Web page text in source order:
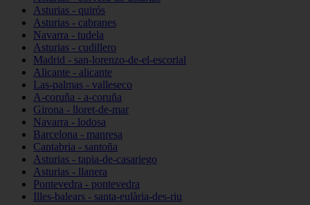
Asturias - quirós
Asturias - cabranes
Navarra - tudela
Asturias - cudillero
Madrid - san-lorenzo-de-el-escorial
Alicante - alicante
Las-palmas - valleseco
A-coruña - a-coruña
Girona - lloret-de-mar
Navarra - lodosa
Barcelona - manresa
Cantabria - santoña
Asturias - tapia-de-casariego
Asturias - llanera
Pontevedra - pontevedra
Illes-balears - santa-eulària-des-riu